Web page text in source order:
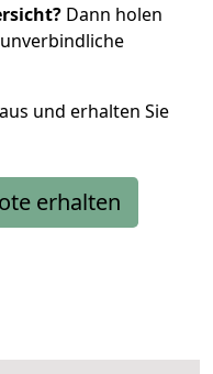
Dann holen
und erhalten Sie
erhalten